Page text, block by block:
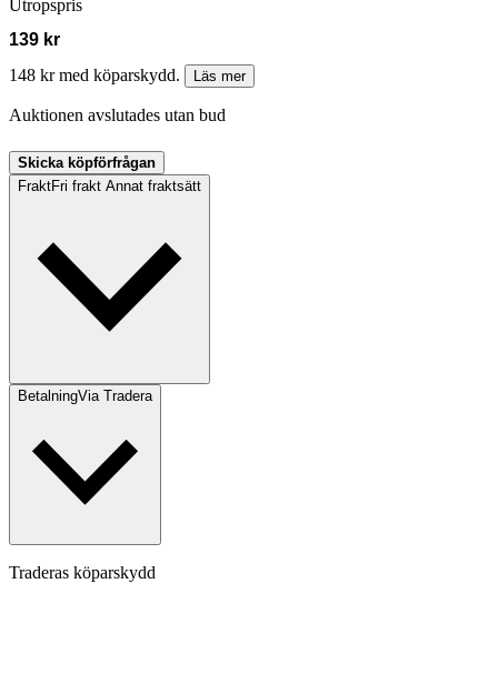
Utropspris
139 kr
148 kr med köparskydd.
Läs mer
Auktionen avslutades utan bud
Skicka köpförfrågan
FraktFri frakt Annat fraktsätt
BetalningVia Tradera
Traderas köparskydd